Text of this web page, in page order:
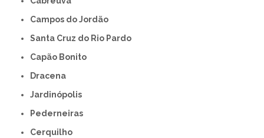
Campos do Jordão
Santa Cruz do Rio Pardo
Capão Bonito
Dracena
Jardinópolis
Pederneiras
Cerquilho